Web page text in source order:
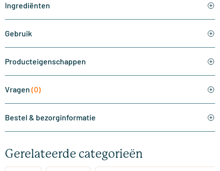
Ingrediënten
Gebruik
Producteigenschappen
Vragen (0)
Bestel & bezorginformatie
Gerelateerde categorieën